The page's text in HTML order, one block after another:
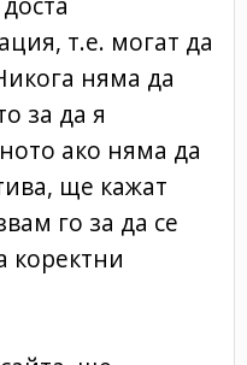
т.е. могат да
няма да
за да я
ако няма да
ще кажат
го за да се
коректни